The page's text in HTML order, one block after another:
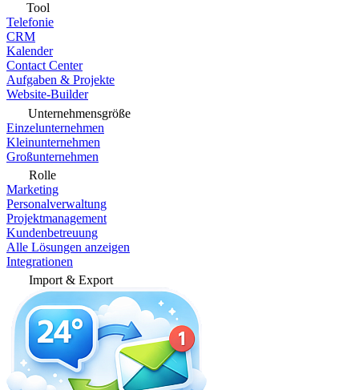
Tool
Telefonie
CRM
Kalender
Contact Center
Aufgaben & Projekte
Website-Builder
Unternehmensgröße
Einzelunternehmen
Kleinunternehmen
Großunternehmen
Rolle
Marketing
Personalverwaltung
Projektmanagement
Kundenbetreuung
Alle Lösungen anzeigen
Integrationen
Import & Export